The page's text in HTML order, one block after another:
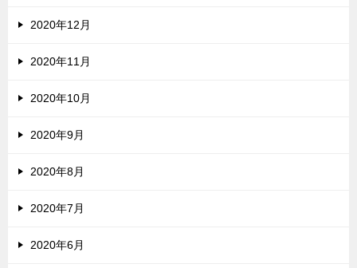
2020年12月
2020年11月
2020年10月
2020年9月
2020年8月
2020年7月
2020年6月